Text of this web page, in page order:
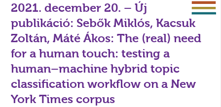
2021. december 20. – Új
publikáció: Sebők Miklós, Kacsuk
Zoltán, Máté Ákos: The (real) need
for a human touch: testing a
human–machine hybrid topic
classification workflow on a New
York Times corpus